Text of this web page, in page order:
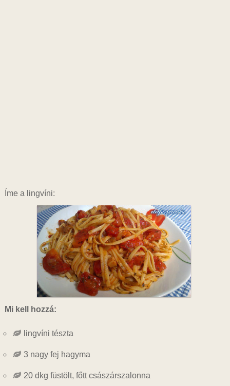
Íme a lingvíni:
Mi kell hozzá:
lingvíni tészta
3 nagy fej hagyma
20 dkg füstölt, főtt császárszalonna